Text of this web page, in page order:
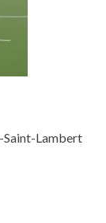
Saint-Lambert